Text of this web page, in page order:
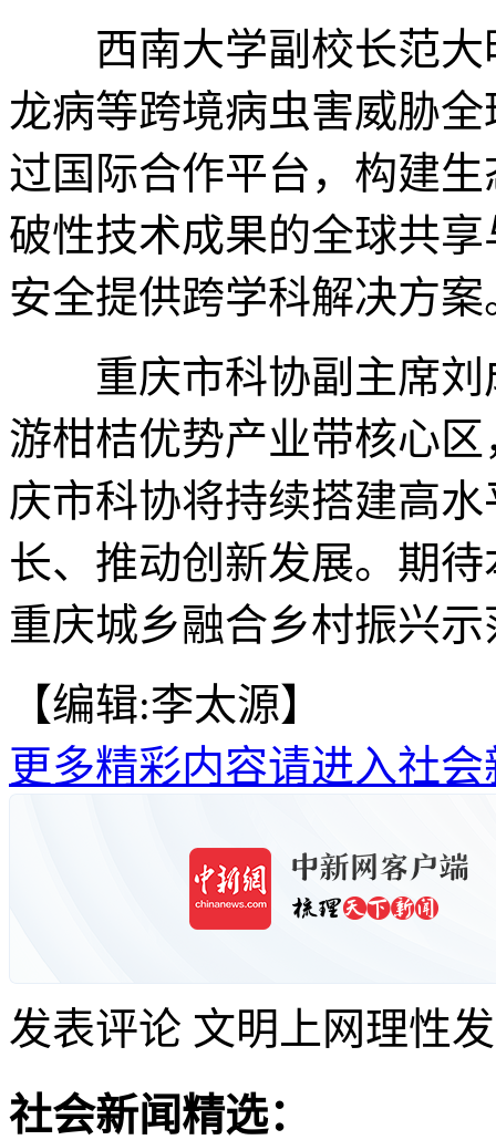
西南大学副校长范大
龙病等跨境病虫害威胁
过国际合作平台，构建
破性技术成果的全球共
安全提供跨学科解决方案
重庆市科协副主席刘
游柑桔优势产业带核心
庆市科协将持续搭建高
长、推动创新发展。期
重庆城乡融合乡村振兴
【编辑:李太源】
更多精彩内容请进入社会
发表评论 文明上网理性
社会新闻精选：